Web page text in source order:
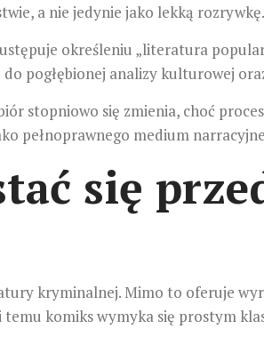
a nie jedynie jako lekką rozrywkę.
określeniu „literatura
pogłębionej analizy kulturowej
stopniowo się zmienia, choć
pełnoprawnego medium
się
kryminalnej. Mimo to oferuje
komiks wymyka się prostym